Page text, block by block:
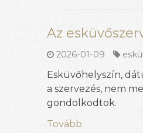
Az
2026-01-09
Esküvőhelyszín,
a szervezés, nem
gondolkodtok.
Tovább